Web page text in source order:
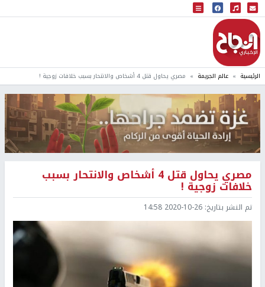
البث المباشر
إذاعة النجاح
الرئيسية عالم الجريمة مصري يحاول قتل 4 أشخاص والانتحار بسبب خلافات زوجية !
مصري يحاول قتل 4 أشخاص والانتحار بسبب
خلافات زوجية !
تم النشر بتاريخ: 2020-10-26 14:58